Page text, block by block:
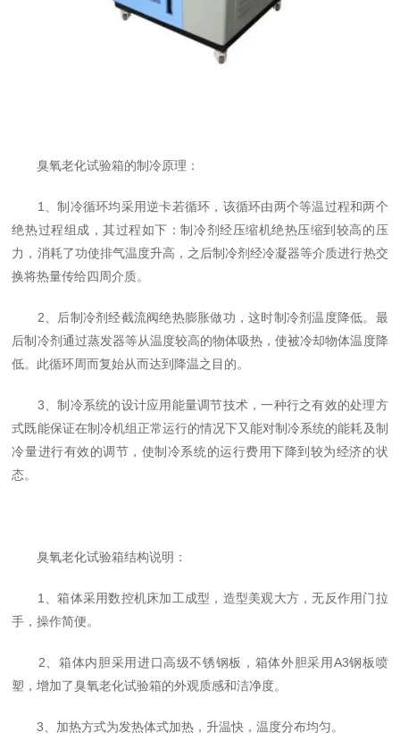
臭氧老化试验箱的制冷原理：
1、制冷循环均采用逆卡若循环，该循环由两个等温过程和两个
绝热过程组成，其过程如下：制冷剂经压缩机绝热压缩到较高的压
力，消耗了功使排气温度升高，之后制冷剂经冷凝器等介质进行热交
换将热量传给四周介质。
2、后制冷剂经截流阀绝热膨胀做功，这时制冷剂温度降低。最
后制冷剂通过蒸发器等从温度较高的物体吸热，使被冷却物体温度降
低。此循环周而复始从而达到降温之目的。
3、制冷系统的设计应用能量调节技术，一种行之有效的处理方
式既能保证在制冷机组正常运行的情况下又能对制冷系统的能耗及制
冷量进行有效的调节，使制冷系统的运行费用下降到较为经济的状
态。
臭氧老化试验箱结构说明：
1、箱体采用数控机床加工成型，造型美观大方，无反作用门拉
手，操作简便。
2、箱体内胆采用进口高级不锈钢板，箱体外胆采用A3钢板喷
塑，增加了臭氧老化试验箱的外观质感和洁净度。
3、加热方式为发热体式加热，升温快，温度分布均匀。